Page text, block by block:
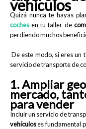
vehículos
Quizá nunca te hayas
cochesen tu taller de
perdiendo muchos
De este modo, si eres un
servicio de transporte de
1. Ampliar
mercado,
para vender
Incluir un servicio de
vehículoses fundamental